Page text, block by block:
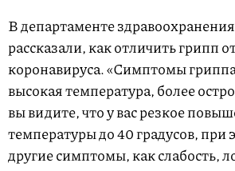
В департаменте
рассказали, как отличить грипп
коронавируса. «Симптомы
высокая температура, более
вы видите, что у вас резкое
температуры до 40 градусов, при
другие симптомы, как слабость,